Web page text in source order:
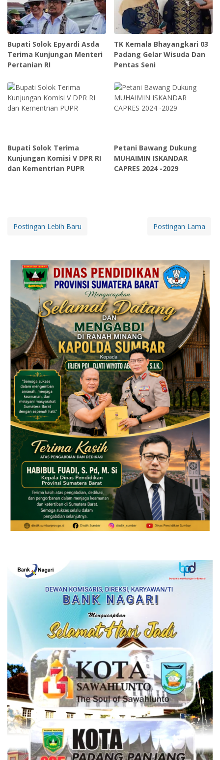
Bupati Solok Epyardi Asda
Terima Kunjungan Menteri
Pertanian RI
TK Kemala Bhayangkari 03
Padang Gelar Wisuda Dan
Pentas Seni
Bupati Solok Terima
Kunjungan Komisi V DPR RI
dan Kementrian PUPR
Petani Bawang Dukung
MUHAIMIN ISKANDAR
CAPRES 2024 -2029
Postingan Lebih Baru Postingan Lama